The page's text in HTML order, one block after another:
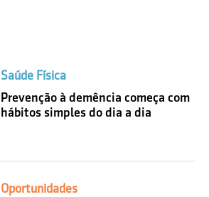
Saúde Física
Prevenção à demência começa com
hábitos simples do dia a dia
Oportunidades